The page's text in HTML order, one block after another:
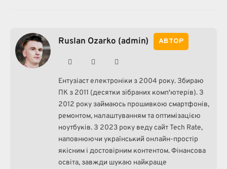
Ruslan Ozarko (admin) АВТОР
обов'язково)
Facebook
Ентузіаст електроніки з 2004 року. Збираю
ПК з 2011 (десятки зібраних комп'ютерів). З
2012 року займаюсь прошивкою смартфонів,
ремонтом, налаштуванням та оптимізацією
ноутбуків. З 2023 року веду сайт Tech Rate,
наповнюючи український онлайн-простір
якісним і достовірним контентом. Фінансова
освіта, завжди шукаю найкраще